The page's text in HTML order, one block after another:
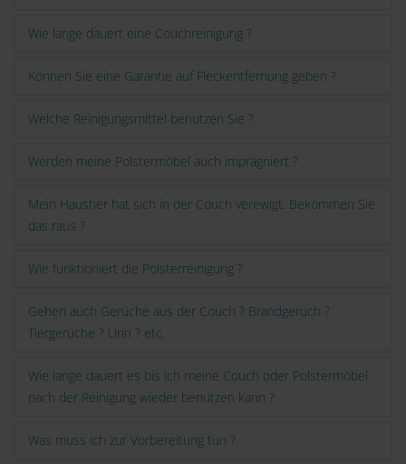
Wie lange dauert eine Couchreinigung ?
Können Sie eine Garantie auf Fleckentfernung geben ?
Welche Reinigungsmittel benutzen Sie ?
Werden meine Polstermöbel auch imprägniert ?
Mein Haustier hat sich in der Couch verewigt. Bekommen Sie
das raus ?
Wie funktioniert die Polsterreinigung ?
Gehen auch Gerüche aus der Couch ? Brandgeruch ?
Tiergerüche ? Urin ? etc.
Wie lange dauert es bis ich meine Couch oder Polstermöbel
nach der Reinigung wieder benutzen kann ?
Was muss ich zur Vorbereitung tun ?